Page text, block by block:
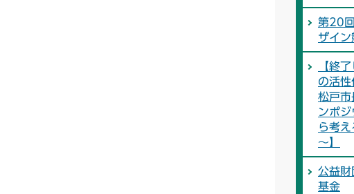
第20
ザイン
【終
の活性
松戸市
ンポ
ら考
～】
公益財
基金